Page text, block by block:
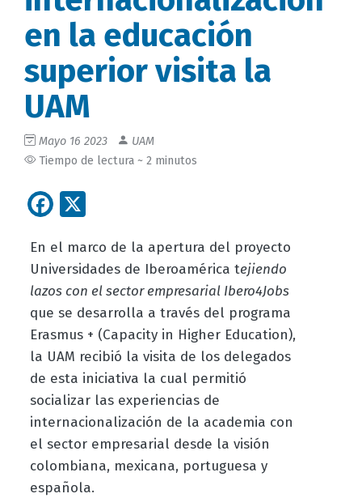
en la educación
superior visita la
UAM
Mayo 16 2023
UAM
Tiempo de lectura ~ 2 minutos
Facebook
En el marco de la apertura del proyecto
Universidades de Iberoamérica tejiendo
lazos con el sector empresarial Ibero4Jobs
que se desarrolla a través del programa
Erasmus + (Capacity in Higher Education),
la UAM recibió la visita de los delegados
de esta iniciativa la cual permitió
socializar las experiencias de
internacionalización de la academia con
el sector empresarial desde la visión
colombiana, mexicana, portuguesa y
española.